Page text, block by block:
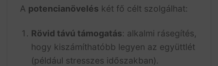
A potencianövelés két fő célt szolgálhat:
Rövid távú támogatás: alkalmi rásegítés,
hogy kiszámíthatóbb legyen az együttlét
(például stresszes időszakban).